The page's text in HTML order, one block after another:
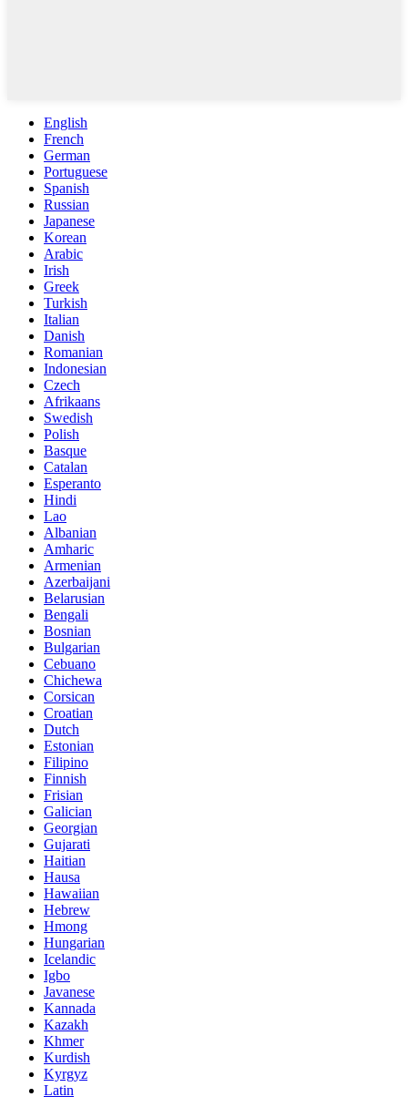
English
French
German
Portuguese
Spanish
Russian
Japanese
Korean
Arabic
Irish
Greek
Turkish
Italian
Danish
Romanian
Indonesian
Czech
Afrikaans
Swedish
Polish
Basque
Catalan
Esperanto
Hindi
Lao
Albanian
Amharic
Armenian
Azerbaijani
Belarusian
Bengali
Bosnian
Bulgarian
Cebuano
Chichewa
Corsican
Croatian
Dutch
Estonian
Filipino
Finnish
Frisian
Galician
Georgian
Gujarati
Haitian
Hausa
Hawaiian
Hebrew
Hmong
Hungarian
Icelandic
Igbo
Javanese
Kannada
Kazakh
Khmer
Kurdish
Kyrgyz
Latin